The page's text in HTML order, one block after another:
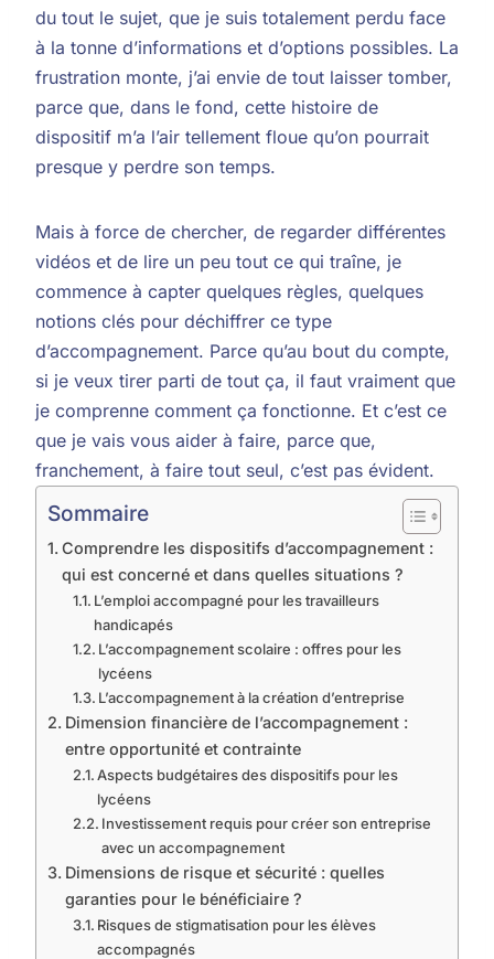
du tout le sujet, que je suis totalement perdu face
à la tonne d’informations et d’options possibles. La
frustration monte, j’ai envie de tout laisser tomber,
parce que, dans le fond, cette histoire de
dispositif m’a l’air tellement floue qu’on pourrait
presque y perdre son temps.
Mais à force de chercher, de regarder différentes
vidéos et de lire un peu tout ce qui traîne, je
commence à capter quelques règles, quelques
notions clés pour déchiffrer ce type
d’accompagnement. Parce qu’au bout du compte,
si je veux tirer parti de tout ça, il faut vraiment que
je comprenne comment ça fonctionne. Et c’est ce
que je vais vous aider à faire, parce que,
franchement, à faire tout seul, c’est pas évident.
Sommaire
Comprendre les dispositifs d’accompagnement :
qui est concerné et dans quelles situations ?
L’emploi accompagné pour les travailleurs
handicapés
L’accompagnement scolaire : offres pour les
lycéens
L’accompagnement à la création d’entreprise
Dimension financière de l’accompagnement :
entre opportunité et contrainte
Aspects budgétaires des dispositifs pour les
lycéens
Investissement requis pour créer son entreprise
avec un accompagnement
Dimensions de risque et sécurité : quelles
garanties pour le bénéficiaire ?
Risques de stigmatisation pour les élèves
accompagnés